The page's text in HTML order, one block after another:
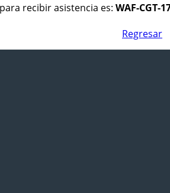
recibir asistencia es: WAF-CGT-
Regresar